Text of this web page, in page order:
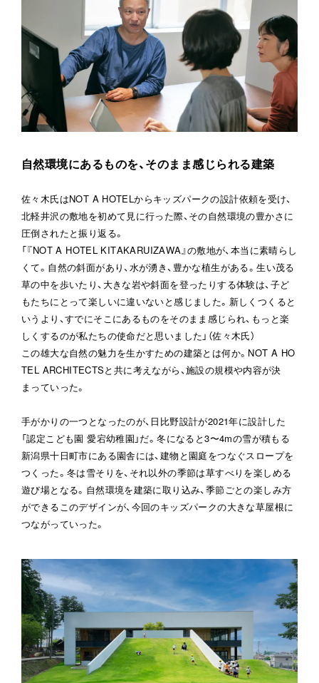
自然環境にあるものを、そのまま感じられる建築
佐々木氏はNOT A HOTELからキッズパークの設計依頼を受け、
北軽井沢の敷地を初めて見に行った際、その自然環境の豊かさに
圧倒されたと振り返る。
「『NOT A HOTEL KITAKARUIZAWA』の敷地が、本当に素晴らし
くて。自然の斜面があり、水が湧き、豊かな植生がある。生い茂る
草の中を歩いたり、大きな岩や斜面を登ったりする体験は、子ど
もたちにとって楽しいに違いないと感じました。新しくつくると
いうより、すでにそこにあるものをそのまま感じられ、もっと楽
しくするのが私たちの使命だと思いました」（佐々木氏）
この雄大な自然の魅力を生かすための建築とは何か。NOT A HO
TEL ARCHITECTSと共に考えながら、施設の規模や内容が決
まっていった。
手がかりの一つとなったのが、日比野設計が2021年に設計した
「認定こども園 愛宕幼稚園」だ。冬になると3〜4mの雪が積もる
新潟県十日町市にある園舎には、建物と園庭をつなぐスロープを
つくった。冬は雪そりを、それ以外の季節は草すべりを楽しめる
遊び場となる。自然環境を建築に取り込み、季節ごとの楽しみ方
ができるこのデザインが、今回のキッズパークの大きな草屋根に
つながっていった。